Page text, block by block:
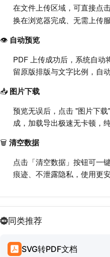
在文件上传区域，可直接点
换在浏览器完成、无需上传
👁️ 自动预览
PDF 上传成功后，系统自动
留原版排版与文字比例，自
📥 图片下载
预览无误后，点击 "图片下
成，加载导出极速无卡顿，
🗑️ 清空数据
点击「清空数据」按钮可一
痕迹、不泄露隐私，使用更安
同类推荐
SVG转PDF文档